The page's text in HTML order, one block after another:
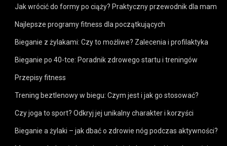
Jak wrócić do formy po ciąży? Praktyczny przewodnik dla mam
Najlepsze programy fitness dla początkujących
Bieganie z żylakami: Czy to możliwe? Zalecenia i profilaktyka
Bieganie po 40-tce: Poradnik zdrowego startu i treningów
Przepisy fitness
Trening beztlenowy w biegu: Czym jest i jak go stosować?
Czy joga to sport? Odkryj jej unikalny charakter i korzyści
Bieganie a żylaki – jak dbać o zdrowie nóg podczas aktywności?